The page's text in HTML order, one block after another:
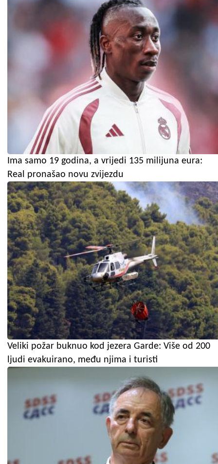
Ima samo 19 godina, a vrijedi 135 milijuna eura:
Real pronašao novu zvijezdu
Veliki požar buknuo kod jezera Garde: Više od 200
ljudi evakuirano, među njima i turisti